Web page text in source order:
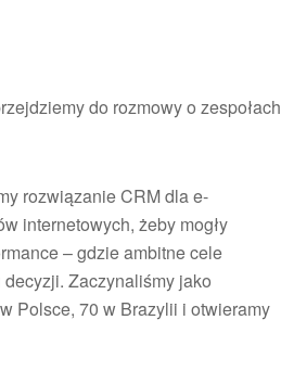
do rozmowy o zespołach
rozwiązanie CRM dla e-
internetowych, żeby mogły
– gdzie ambitne cele
Zaczynaliśmy jako
Polsce, 70 w Brazylii i otwieramy